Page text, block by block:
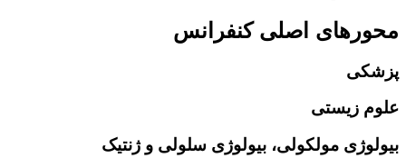
محورهای اصلی کنفرانس
پزشکی
علوم زیستی
بیولوژی مولکولی، بیولوژی سلولی و ژنتیک